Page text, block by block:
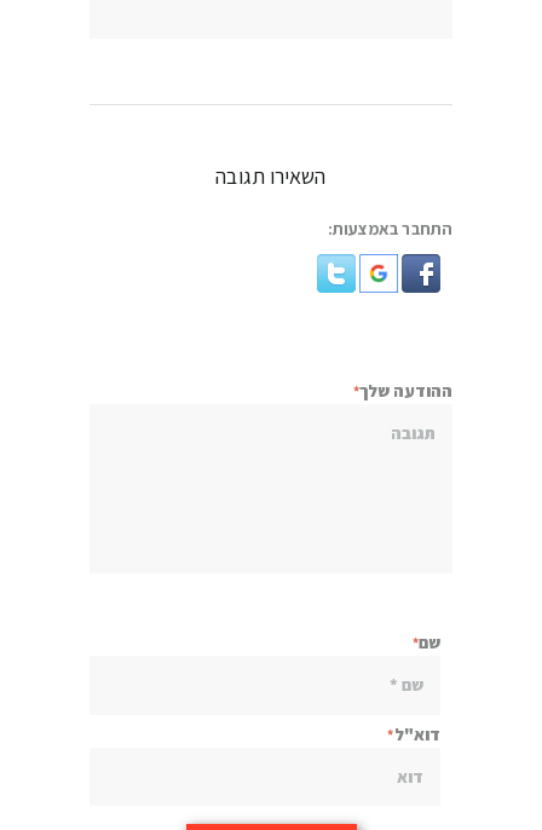
השאירו תגובה
התחבר באמצעות:
ההודעה שלך
שם
דוא"ל